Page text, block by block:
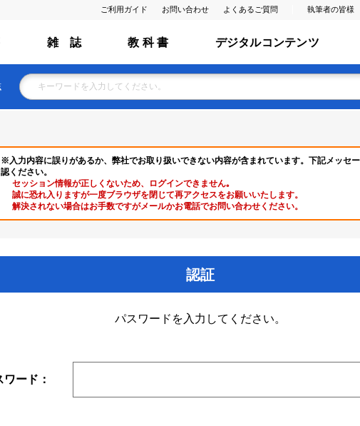
ご利用ガイド お問い合わせ よくあるご質問 執筆者の皆様
雑 誌 教 科 書 デジタルコンテンツ
※入力内容に誤りがあるか、弊社でお取り扱いできない内容が含まれています。下記メッセ
認ください。
セッション情報が正しくないため、ログインできません｡
誠に恐れ入りますが一度ブラウザを閉じて再アクセスをお願いいたします。
解決されない場合はお手数ですがメールかお電話でお問い合わせください。
認証
パスワードを入力してください。
ード：